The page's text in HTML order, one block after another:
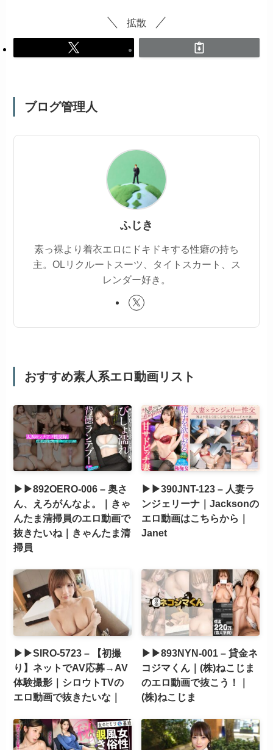
拡散
ブログ管理人
ふじき
素っ裸より着衣エロにドキドキする性癖の持ち
主。OLリクルートスーツ、タイトスカート、ス
レンダー好き。
おすすめ素人系エロ動画リスト
▶▶892OERO-006 – 奥さ
ん、えろがんなよ。｜きゃ
んたま清掃員のエロ動画で
抜きたいね｜きゃんたま清
掃員
▶▶390JNT-123 – 人妻ラ
ンジェリーナ｜Jacksonの
エロ動画はこちらから｜
Janet
▶▶SIRO-5723 – 【初撮
り】ネットでAV応募→AV
体験撮影｜シロウトTVの
エロ動画で抜きたいな｜
▶▶893NYN-001 – 貸金ネ
コジマくん｜(株)ねこじま
のエロ動画で抜こう！｜
(株)ねこじま